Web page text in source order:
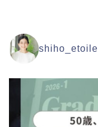
shiho_etoile